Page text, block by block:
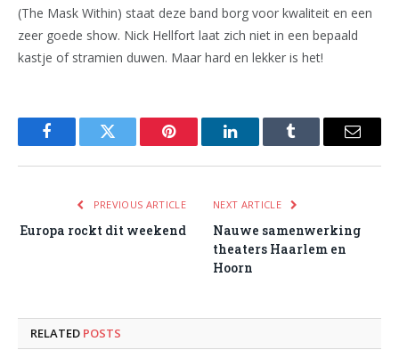
(The Mask Within) staat deze band borg voor kwaliteit en een
zeer goede show. Nick Hellfort laat zich niet in een bepaald
kastje of stramien duwen. Maar hard en lekker is het!
FacebookTwitter Pinterest LinkedInTumblr Email
PREVIOUS ARTICLE
Europa rockt dit weekend
NEXT ARTICLE
Nauwe samenwerking
theaters Haarlem en
Hoorn
RELATED POSTS